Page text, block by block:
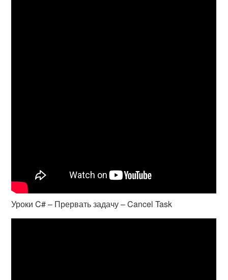
Уроки C# – Прервать задачу – Cancel Task